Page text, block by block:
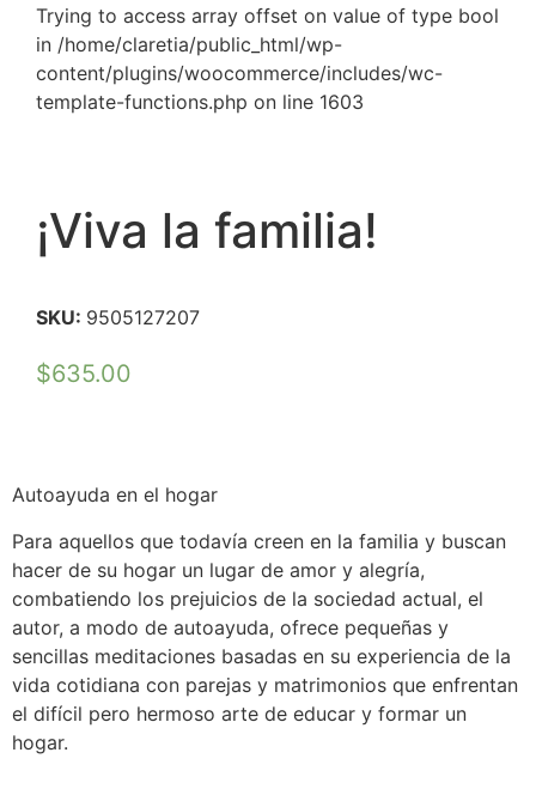
Trying to access array offset on value of type bool
in /home/claretia/public_html/wp-
content/plugins/woocommerce/includes/wc-
template-functions.php on line 1603
¡Viva la familia!
SKU: 9505127207
$635.00
Autoayuda en el hogar
Para aquellos que todavía creen en la familia y buscan
hacer de su hogar un lugar de amor y alegría,
combatiendo los prejuicios de la sociedad actual, el
autor, a modo de autoayuda, ofrece pequeñas y
sencillas meditaciones basadas en su experiencia de la
vida cotidiana con parejas y matrimonios que enfrentan
el difícil pero hermoso arte de educar y formar un
hogar.